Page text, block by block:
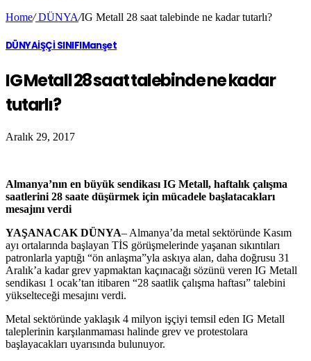
Home/DÜNYA/IG Metall 28 saat talebinde ne kadar tutarlı?
DÜNYAİŞÇİ SINIFIManşet
IG Metall 28 saat talebinde ne kadar
tutarlı?
Aralık 29, 2017
Almanya’nın en büyük sendikası IG Metall, haftalık çalışma
saatlerini 28 saate düşürmek için mücadele başlatacakları
mesajını verdi
YAŞANACAK DÜNYA– Almanya’da metal sektöründe Kasım
ayı ortalarında başlayan TİS görüşmelerinde yaşanan sıkıntıları
patronlarla yaptığı “ön anlaşma”yla askıya alan, daha doğrusu 31
Aralık’a kadar grev yapmaktan kaçınacağı sözünü veren IG Metall
sendikası 1 ocak’tan itibaren “28 saatlik çalışma haftası” talebini
yükselteceği mesajını verdi.
Metal sektöründe yaklaşık 4 milyon işçiyi temsil eden IG Metall
taleplerinin karşılanmaması halinde grev ve protestolara
başlayacakları uyarısında bulunuyor.